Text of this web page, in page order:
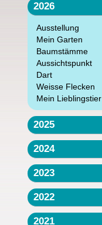
2026
Ausstellung
Mein Garten
Baumstämme
Aussichtspunkt
Dart
Weisse Flecken
Mein Lieblingstier
2025
2024
2023
2022
2021